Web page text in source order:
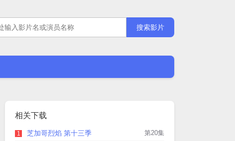
相关下载
1 芝加哥烈焰 第十三季 第20集